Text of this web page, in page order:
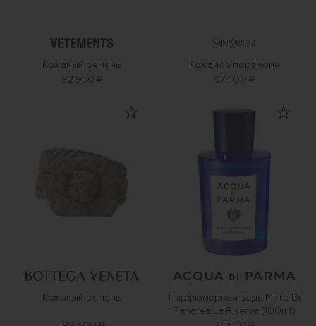
Кожаный ремень
92 950 ₽
Кожаное портмоне
97 400 ₽
Кожаный ремень
Парфюмерная вода Mirto Di
Panarea La Riserva (100ml)